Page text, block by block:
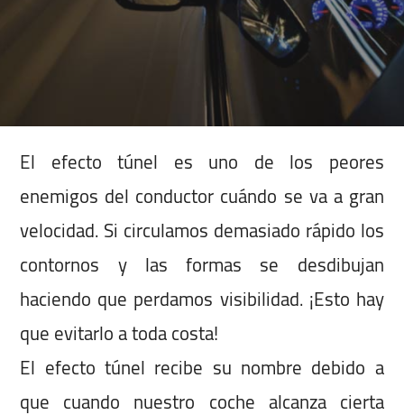
El efecto túnel es uno de los peores
enemigos del conductor cuándo se va a gran
velocidad. Si circulamos demasiado rápido los
contornos y las formas se desdibujan
haciendo que perdamos visibilidad. ¡Esto hay
que evitarlo a toda costa!
El efecto túnel recibe su nombre debido a
que cuando nuestro coche alcanza cierta